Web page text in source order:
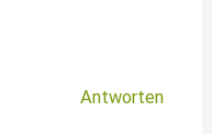
Antworten